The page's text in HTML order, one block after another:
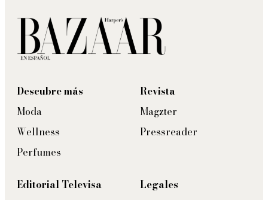
Descubre más
Moda
Wellness
Perfumes
Revista
Magzter
Pressreader
Editorial Televisa
Legales